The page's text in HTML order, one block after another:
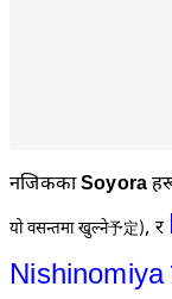
नजिककाSoyora
यो वसन्तमा खुल्ने予定), र
Nishinomiya